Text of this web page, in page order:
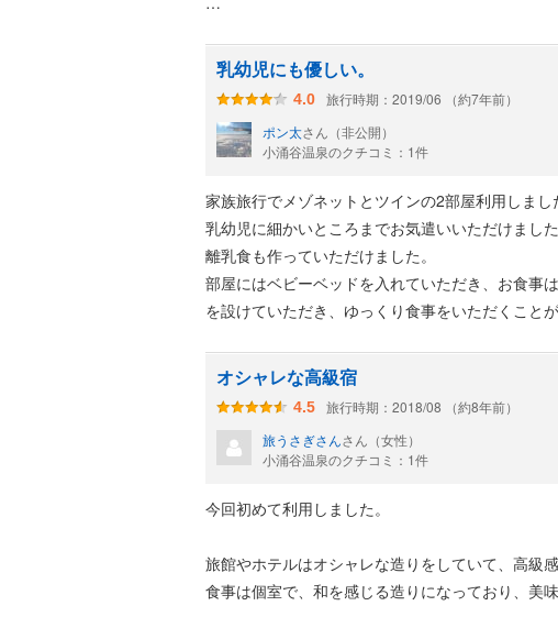
た♪アメニティも高級品で嬉しかったです。
客室露天風呂はゆったり泉質も良く満足し大浴場
風情のある床やレトロなガラス窓、趣き深い空
乳幼児にも優しい。
4.0
旅行時期：2019/06 （約7年前）
ポン太さん（非公開）
小涌谷温泉のクチコミ：1件
家族旅行でメゾネットとツインの2部屋利用しまし
乳幼児に細かいところまでお気遣いいただけました
離乳食も作っていただけました。
部屋にはベビーベッドを入れていただき、お食事
を設けていただき、ゆっくり食事をいただくことが
オシャレな高級宿
4.5
旅行時期：2018/08 （約8年前）
旅うさぎさんさん（女性）
小涌谷温泉のクチコミ：1件
今回初めて利用しました。
旅館やホテルはオシャレな造りをしていて、高級感
食事は個室で、和を感じる造りになっており、美